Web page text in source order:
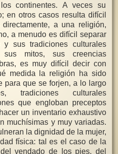
continentes. A veces su
en otros casos resulta difícil
a una religión,
a menudo es difícil separar
sus tradiciones culturales
sus mitos, sus creencias
es muy difícil decir con
medida la religión ha sido
para que se forjen, a lo largo
tradiciones culturales
que engloban preceptos
un inventario exhaustivo
muchísimas y muy variadas.
la dignidad de la mujer,
física: tal es el caso de la
vendado de los pies, del